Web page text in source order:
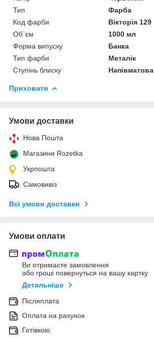
Тип
Фарба
Код фарби
Вікторія 129
Об`єм
1000 мл
Форма випуску
Банка
Тип фарби
Металік
Ступінь блиску
Напівматова
Приховати
Умови доставки
Нова Пошта
Магазини Rozetka
Укрпошта
Самовивіз
Всі умови доставки
Умови оплати
Ви отримаєте замовлення
або гроші повернуться на вашу картку
Детальніше
Післяплата
Оплата на рахунок
Готівкою